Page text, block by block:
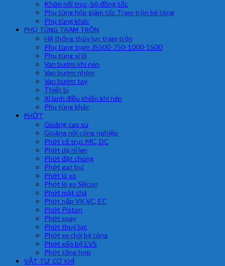
Khớp nối trục, bộ đồng tốc
Phụ tùng hộp giảm tốc Trạm trộn bê tông
Phụ tùng khác
PHỤ TÙNG TRẠM TRÔN
Hệ thống thủy lực trạm trộn
Phụ tùng trạm JS500-750-1000-1500
Phụ tùng si lô
Van bướm khí nén
Van bướm nhôm
Van bướm tay
Thiết bị
Xi lanh điều khiển khí nén
Phụ tùng khác
PHỚT
Gioăng cao su
Gioăng nồi công nghiệp
Phớt cổ trục MC, DC
Phớt dạ nỉ len
Phớt đặt chủng
Phớt gạt bụi
Phớt lò xo
Phớt lò xo Silicon
Phớt mặt chà
Phớt nắp VK,VC, EC
Phớt Piston
Phớt xoay
Phớt thuỷ lực
Phớt xe chở bê tông
Phớt xếp bộ EVS
Phớt tổng hợp
VẬT TƯ CƠ KHÍ